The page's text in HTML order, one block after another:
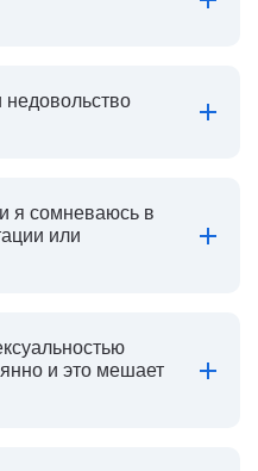
я сомневаюсь в
или
и это мешает